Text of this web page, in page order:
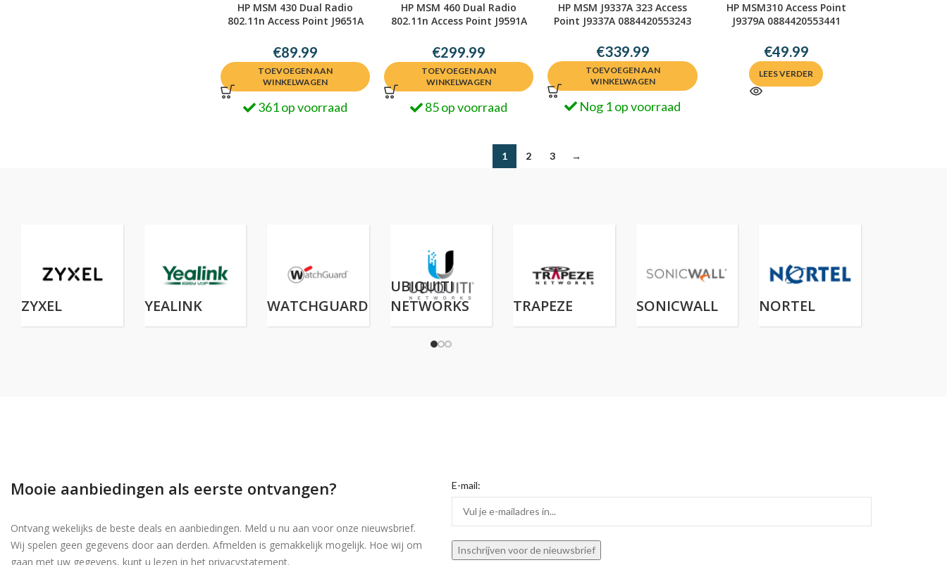
HP MSM 430 Dual Radio
802.11n Access Point J9651A
€89.99
TOEVOEGEN AAN
WINKELWAGEN
361 op voorraad
HP MSM 460 Dual Radio
802.11n Access Point J9591A
€299.99
TOEVOEGEN AAN
WINKELWAGEN
85 op voorraad
HP MSM J9337A 323 Access
Point J9337A 0884420553243
€339.99
TOEVOEGEN AAN
WINKELWAGEN
Nog 1 op voorraad
HP MSM310 Access Point
J9379A 0884420553441
€49.99
LEES VERDER
1 2 3 →
ZYXEL YEALINK WATCHGUARD
UBIQUITI
NETWORKS
TRAPEZE SONICWALL NORTEL
Mooie aanbiedingen als eerste ontvangen?
Ontvang wekelijks de beste deals en aanbiedingen. Meld u nu aan voor onze nieuwsbrief.
Wij spelen geen gegevens door aan derden. Afmelden is gemakkelijk mogelijk. Hoe wij om
gaan met uw gegevens, kunt u lezen in het privacystatement.
E-mail: